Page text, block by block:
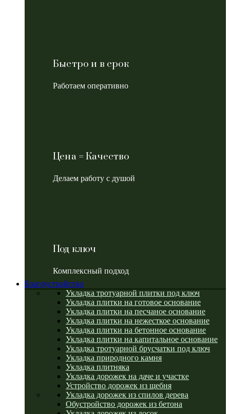
Быстро и в срок
Работаем оперативно
Цена = Качество
Делаем работу с душой
Под ключ
Комплексный подход
Благоустройство
Укладка тротуарной плитки под ключ
Укладка плитки на готовое основание
Укладка плитки на песчаное основание
Укладка плитки на нежесткое основание
Укладка плитки на бетонное основание
Укладка плитки на капитальное основание
Укладка тротуарной брусчатки под ключ
Укладка природного камня
Укладка плитняка
Укладка дорожек на даче и участке
Устройство дорожек из щебня
Укладка дорожек из спилов дерева
Обустройство дорожек из бетона